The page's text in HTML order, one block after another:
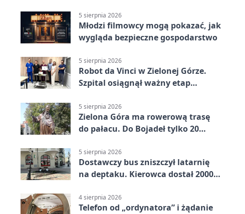
5 sierpnia 2026
Młodzi filmowcy mogą pokazać, jak
wygląda bezpieczne gospodarstwo
5 sierpnia 2026
Robot da Vinci w Zielonej Górze.
Szpital osiągnął ważny etap
5 sierpnia 2026
Zielona Góra ma rowerową trasę
do pałacu. Do Bojadeł tylko 20
5 sierpnia 2026
Dostawczy bus zniszczył latarnię
na deptaku. Kierowca dostał 2000
4 sierpnia 2026
Telefon od „ordynatora” i żądanie